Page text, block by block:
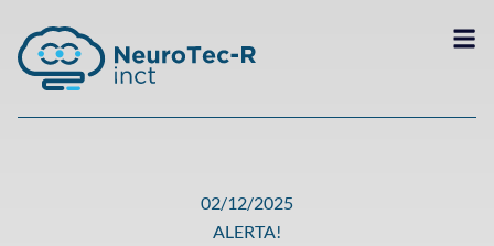
02/12/2025
ALERTA!